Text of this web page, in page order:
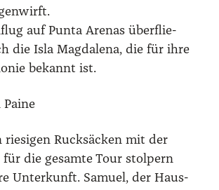
auf Pun­ta Are­nas über­flie­
die Isla Mag­da­le­na, die für ihre
bekannt ist.
rie­si­gen Ruck­sä­cken mit der
die gesam­te Tour stol­pern
Unter­kunft. Samu­el, der Haus­